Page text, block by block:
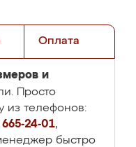
Оплата
и
Просто
из телефонов:
24-01,
быстро